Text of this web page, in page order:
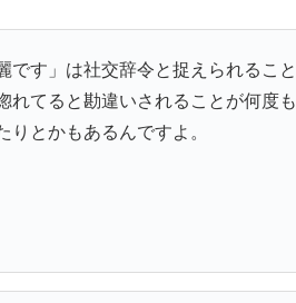
です」は社交辞令と捉えられるこ
てると勘違いされることが何度も
とかもあるんですよ。